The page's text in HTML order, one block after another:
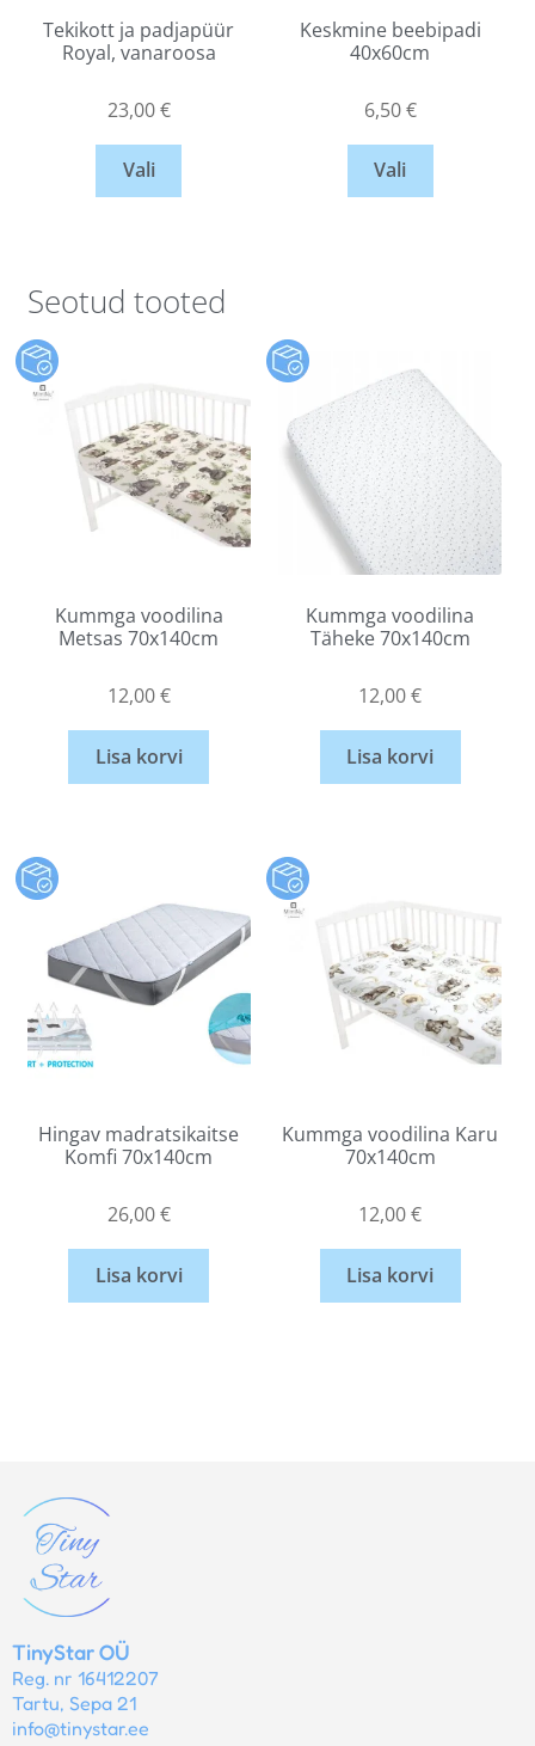
Tekikott ja padjapüür
Royal, vanaroosa
23,00€
Vali
Keskmine beebipadi
40x60cm
6,50€
Vali
Seotud tooted
Kummga voodilina
Metsas 70x140cm
12,00€
Lisa korvi
Kummga voodilina
Täheke 70x140cm
12,00€
Lisa korvi
Hingav madratsikaitse
Komfi 70x140cm
26,00€
Lisa korvi
Kummga voodilina Karu
70x140cm
12,00€
Lisa korvi
TinyStar OÜ
Reg. nr 16412207
Tartu, Sepa 21
info@tinystar.ee